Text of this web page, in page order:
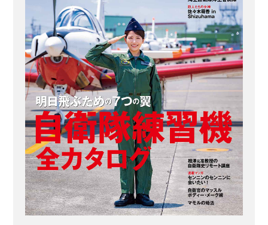
28カ所あるレーダー基地の1
つで県庁所在地にあります。
国宝松江城、境港や、島根、
鳥取、岡山の3県にまたがる
大山隠岐国立公園など観光ス
ポットの多い風光明媚な環境
にあり、日本海の長い海岸